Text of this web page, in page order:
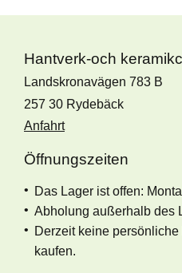
Hantverk-och
Landskronavägen 783 B
257 30 Rydebäck
Anfahrt
Öffnungszeiten
Das Lager ist offen:
Abholung außerhalb des
Derzeit keine
kaufen.